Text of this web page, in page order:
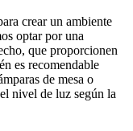
crear un ambiente
optar por una
que proporcionen
es recomendable
de mesa o
nivel de luz según la